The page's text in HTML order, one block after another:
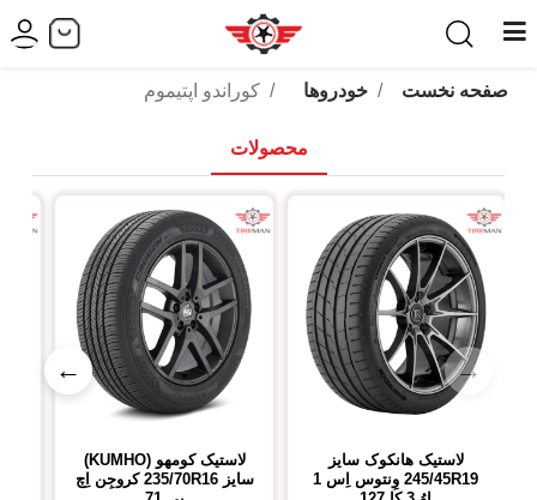
صفحه نخست خودروها کوراندو اپتیموم
محصولات
→
←
لاستیک هانکوک سایز
245/45R19
وِنتوس اِس 1
لاستیک کومهو (KUMHO)
سایز 235/70R16 کروجِن اِچ